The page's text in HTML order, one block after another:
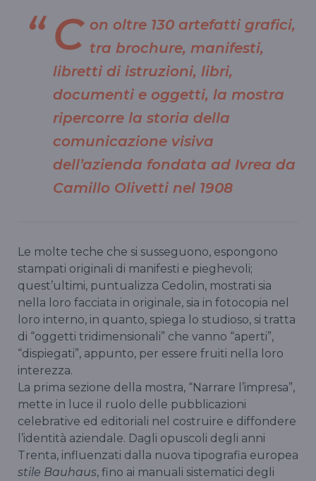
C on oltre 130 artefatti grafici,
tra brochure, manifesti,
libretti di istruzioni, libri,
documenti e oggetti, la mostra
ripercorre la storia della
comunicazione visiva
dell’azienda fondata ad Ivrea da
Camillo Olivetti nel 1908
Le molte teche che si susseguono, espongono
stampati originali di manifesti e pieghevoli;
quest’ultimi, puntualizza Cedolin, mostrati sia
nella loro facciata in originale, sia in fotocopia nel
loro interno, in quanto, spiega lo studioso, si tratta
di “oggetti tridimensionali” che vanno “aperti”,
“dispiegati”, appunto, per essere fruiti nella loro
interezza.
La prima sezione della mostra, “Narrare l’impresa”,
mette in luce il ruolo delle pubblicazioni
celebrative ed editoriali nel costruire e diffondere
l’identità aziendale. Dagli opuscoli degli anni
Trenta, influenzati dalla nuova tipografia europea
stile Bauhaus, fino ai manuali sistematici degli